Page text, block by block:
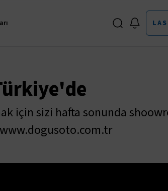
için sizi hafta sonunda